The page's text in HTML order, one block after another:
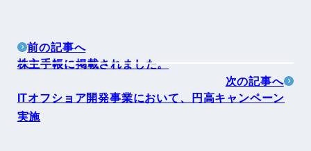
前の記事へ
株主手帳に掲載されました。
次の記事へ
ITオフショア開発事業において、円高キャンペーン
実施